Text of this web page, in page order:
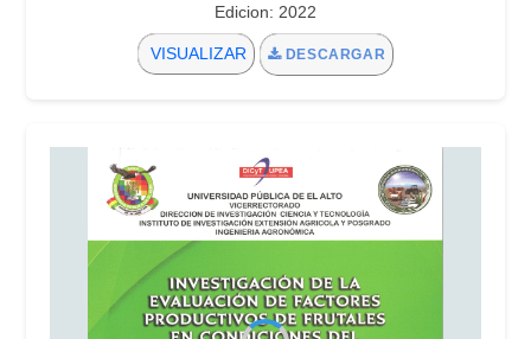
Edicion: 2022
VISUALIZAR DESCARGAR